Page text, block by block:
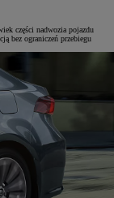
części nadwozia pojazdu
bez ograniczeń przebiegu